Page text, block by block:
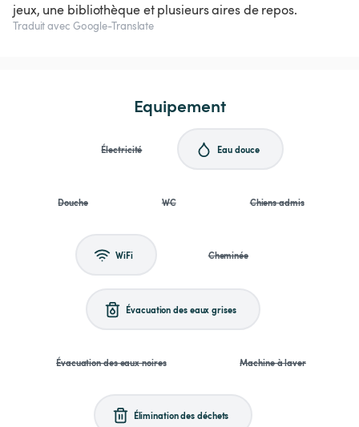
jeux, une bibliothèque et plusieurs aires de repos.
Traduit avec Google-Translate
Equipement
Électricité Eau douce
Douche WC Chiens admis
WiFi Cheminée
Évacuation des eaux grises
Évacuation des eaux noires Machine à laver
Élimination des déchets